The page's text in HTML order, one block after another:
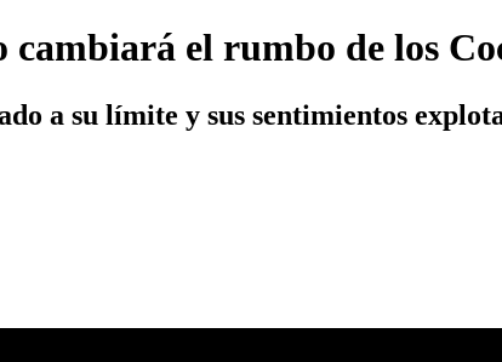
cambiará el rumbo de los
a su límite y sus sentimientos